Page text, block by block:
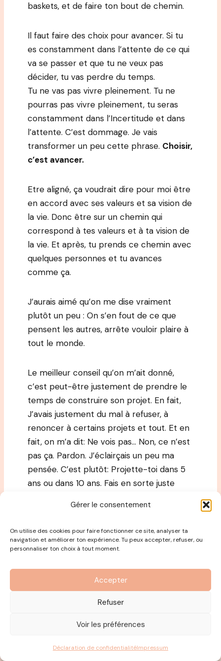
Gérer le consentement
On utilise des cookies pour faire fonctionner ce site, analyser ta
navigation et améliorer ton expérience. Tu peux accepter, refuser, ou
personnaliser ton choix à tout moment.
Accepter
Refuser
Voir les préférences
Déclaration de confidentialitéImpressum
baskets, et de faire ton bout de chemin.
Il faut faire des choix pour avancer. Si tu
es constamment dans l’attente de ce qui
va se passer et que tu ne veux pas
décider, tu vas perdre du temps.
Tu ne vas pas vivre pleinement. Tu ne
pourras pas vivre pleinement, tu seras
constamment dans l’Incertitude et dans
l’attente. C’est dommage. Je vais
transformer un peu cette phrase. Choisir,
c’est avancer.
Etre aligné, ça voudrait dire pour moi être
en accord avec ses valeurs et sa vision de
la vie. Donc être sur un chemin qui
correspond à tes valeurs et à ta vision de
la vie. Et après, tu prends ce chemin avec
quelques personnes et tu avances
comme ça.
J’aurais aimé qu’on me dise vraiment
plutôt un peu : On s’en fout de ce que
pensent les autres, arrête vouloir plaire à
tout le monde.
Le meilleur conseil qu’on m’ait donné,
c’est peut-être justement de prendre le
temps de construire son projet. En fait,
J’avais justement du mal à refuser, à
renoncer à certains projets et tout. Et en
fait, on m’a dit: Ne vois pas… Non, ce n’est
pas ça. Pardon. J’éclairçais un peu ma
pensée. C’est plutôt: Projette-toi dans 5
ans ou dans 10 ans. Fais en sorte juste
d’être. Et parfois, du coup, ça veut dire:
parce que c’est mieux pour toi à l’avenir.
En me disant: Est-ce que ces décisions-là
vont vraiment m’apporter du positif vers
on m’a donné ce conseil au moment où
ne savais pas entre les études, les projets